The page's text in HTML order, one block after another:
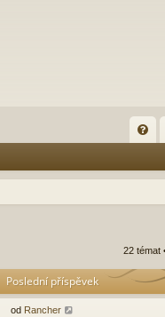
Q
22 témat
Poslední příspěvek
od Rancher